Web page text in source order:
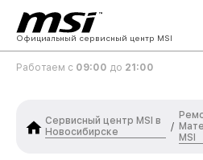
Официальный сервисный центр MSI
Работаем с 09:00 до 21:00
Сервисный центр MSI в
Новосибирске
/
MSI